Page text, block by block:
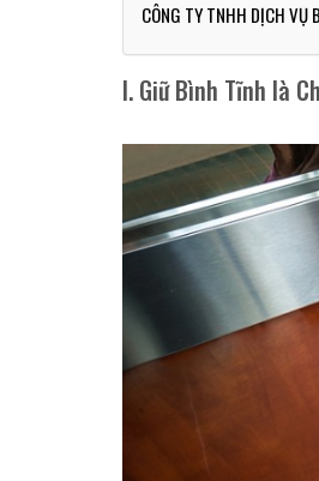
CÔNG TY TNHH DỊCH VỤ
I. Giữ Bình Tĩnh là